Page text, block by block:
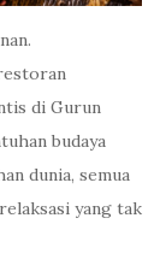
di Gurun
budaya
dunia, semua
yang tak